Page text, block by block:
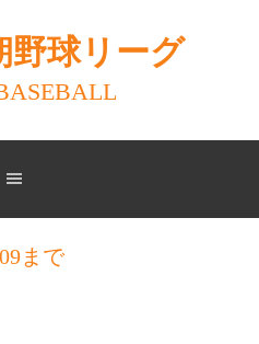
野球リーグ
まで